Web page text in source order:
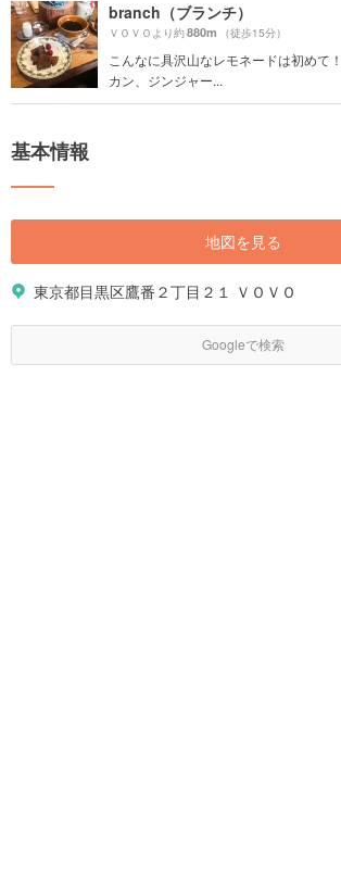
branch（ブランチ）
ＶＯＶＯより約880m （徒歩15分）
こんなに具沢山なレモネードは初めて
カン、ジンジャー...
基本情報
地図を見る
東京都目黒区鷹番２丁目２１ ＶＯＶＯ
Googleで検索